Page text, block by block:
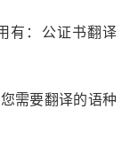
有：公证书翻译
需要翻译的语种